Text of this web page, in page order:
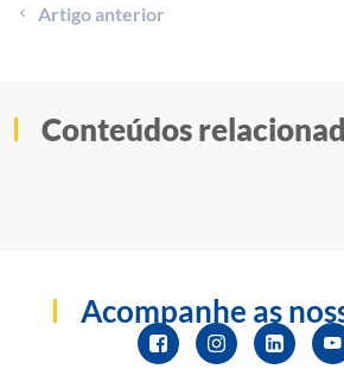
Artigo anterior
Conteúdos
Acompanhe as